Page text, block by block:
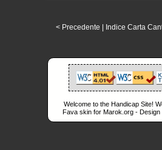
< Precedente Indice Carta
Welcome to the Handicap Site!
Fava skin for Marok.org - Design